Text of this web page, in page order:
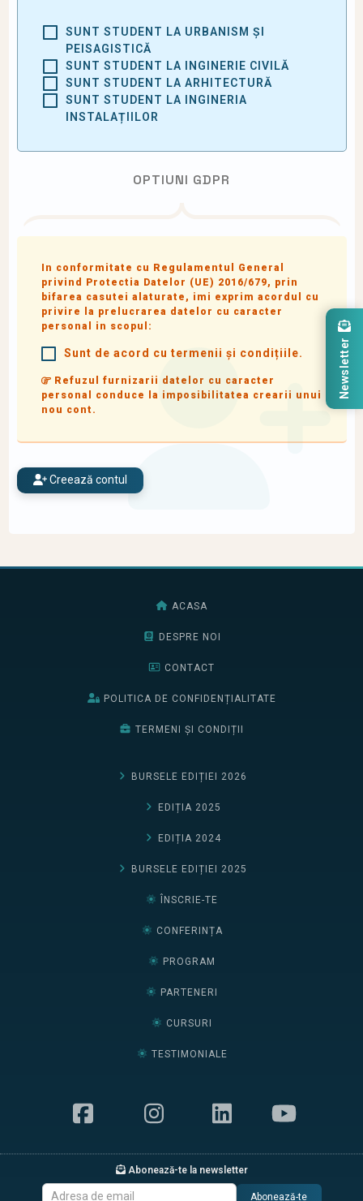
SUNT STUDENT LA URBANISM ȘI
PEISAGISTICĂ
SUNT STUDENT LA INGINERIE CIVILĂ
SUNT STUDENT LA ARHITECTURĂ
SUNT STUDENT LA INGINERIA
INSTALAȚIILOR
OPTIUNI GDPR
In conformitate cu Regulamentul General
privind Protectia Datelor (UE) 2016/679, prin
bifarea casutei alaturate, imi exprim acordul cu
privire la prelucrarea datelor cu caracter
personal in scopul:
Sunt de acord cu termenii și condițiile.
Refuzul furnizarii datelor cu caracter
personal conduce la imposibilitatea crearii unui
nou cont.
Creează contul
ACASA
DESPRE NOI
CONTACT
POLITICA DE CONFIDENȚIALITATE
TERMENI ȘI CONDIȚII
BURSELE EDIȚIEI 2026
EDIȚIA 2025
EDIȚIA 2024
BURSELE EDIȚIEI 2025
ÎNSCRIE-TE
CONFERINȚA
PROGRAM
PARTENERI
CURSURI
TESTIMONIALE
Abonează-te la newsletter
Abonează-te
Newsletter